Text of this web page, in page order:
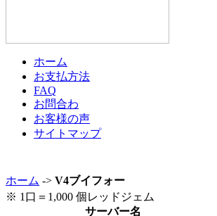
ホーム
お支払方法
FAQ
お問合わ
お客様の声
サイトマップ
ホーム -> V4ブイフォー
※ 1口＝1,000 個レッドジェム
サーバー名